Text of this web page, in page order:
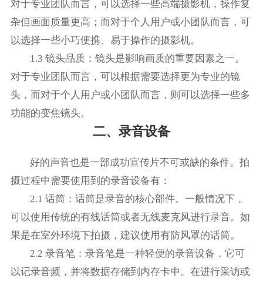
对于专业团队而言，可以选择一些高端摄影机，操作复
杂但画面质量更高；而对于个人用户或小团队而言，可
以选择一些小巧便携、易于操作的摄影机。
1.3 镜头品质：镜头是影响画质的重要因素之一。
对于专业团队而言，可以根据需要选择更为专业的镜
头，而对于个人用户或小团队而言，则可以选择一些多
功能的变焦镜头。
二、录音设备
好的声音也是一部成功宣传片不可或缺的条件。拍
摄过程中需要使用到的录音设备有：
2.1 话筒：话筒是录音的核心部件。一般情况下，
可以使用传统的有线话筒或者无线麦克风进行录音。如
果是在室外环境下拍摄，建议使用有防风罩的话筒。
2.2 录音笔：录音笔是一种轻便的录音设备，它可
以记录音频，并将数据存储到内存卡中。在进行采访或